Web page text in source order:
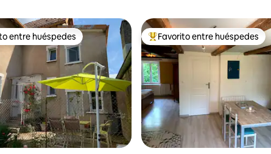
en Favorito entre huéspedes
entre huéspedes De los mejores en Favorito
Favorito entre huéspedes